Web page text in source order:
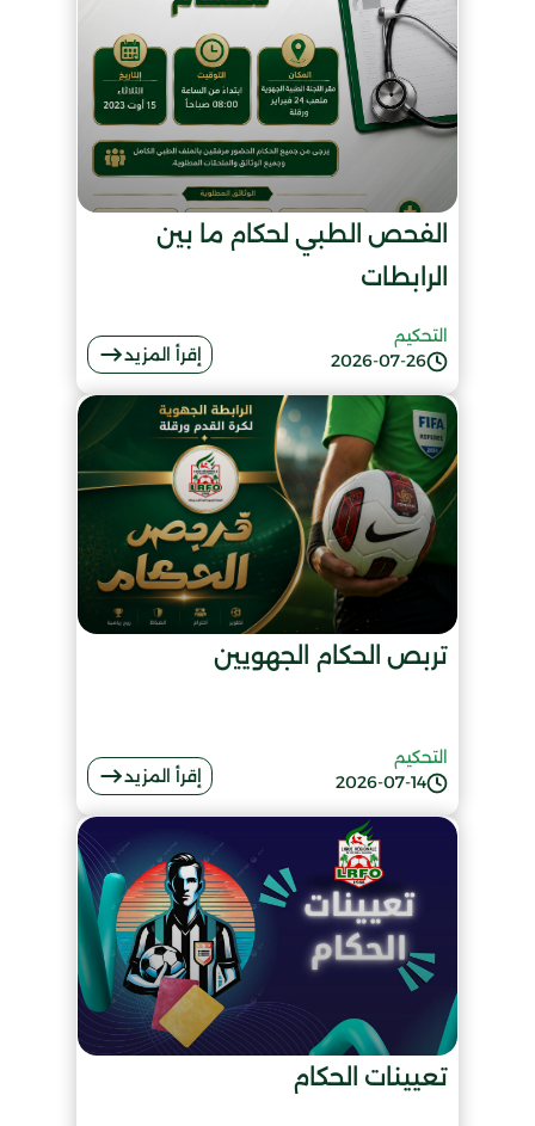
الفحص الطبي لحكام ما بين
الرابطات
2026-07-26
التحكيم
إقرأ المزيد
تربص الحكام الجهويين
2026-07-14
التحكيم
إقرأ المزيد
تعيينات الحكام